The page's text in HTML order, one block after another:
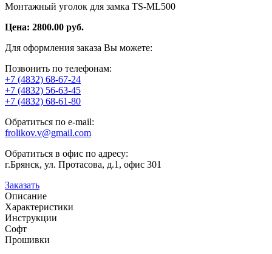
Монтажный уголок для замка TS-ML500
Цена: 2800.00 руб.
Для оформления заказа Вы можете:
Позвонить по телефонам:
+7 (4832) 68-67-24
+7 (4832) 56-63-45
+7 (4832) 68-61-80
Обратиться по e-mail:
frolikov.v@gmail.com
Обратиться в офис по адресу:
г.Брянск, ул. Протасова, д.1, офис 301
Заказать
Описание
Характеристики
Инструкции
Софт
Прошивки